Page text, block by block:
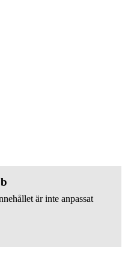
är inte anpassat